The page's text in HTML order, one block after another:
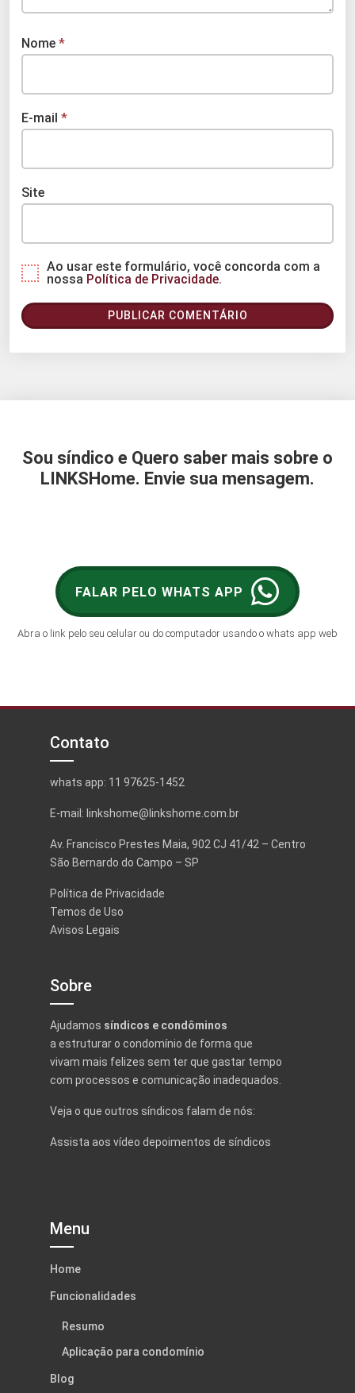
Nome *
E-mail *
Site
Ao usar este formulário, você concorda com a
nossa Política de Privacidade.
Sou síndico e Quero saber mais sobre o
LINKSHome. Envie sua mensagem.
FALAR PELO WHATS APP
Abra o link pelo seu celular ou do computador usando o whats app web
Contato
whats app: 11 97625-1452
E-mail: linkshome@linkshome.com.br
Av. Francisco Prestes Maia, 902 CJ 41/42 – Centro
São Bernardo do Campo – SP
Política de Privacidade
Temos de Uso
Avisos Legais
Sobre
Ajudamos síndicos e condôminos
a estruturar o condomínio de forma que
vivam mais felizes sem ter que gastar tempo
com processos e comunicação inadequados.
Veja o que outros síndicos falam de nós:
Assista aos vídeo depoimentos de síndicos
Menu
Home
Funcionalidades
Resumo
Aplicação para condomínio
Blog